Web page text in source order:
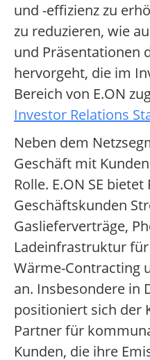
und -effizienz zu
zu reduzieren, wie
und Präsentationen
hervorgeht, die im
Bereich von E.ON
Investor Relations
Neben dem
Geschäft mit
Rolle. E.ON SE
Geschäftskunden
Gaslieferverträge,
Ladeinfrastruktur
Wärme-Contracting
an. Insbesondere in
positioniert sich der
Partner für
Kunden, die ihre